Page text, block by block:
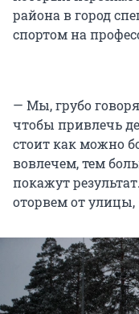
района в город
спортом на
— Мы, грубо
чтобы привлечь
стоит как можно
вовлечем, тем
покажут
оторвем от